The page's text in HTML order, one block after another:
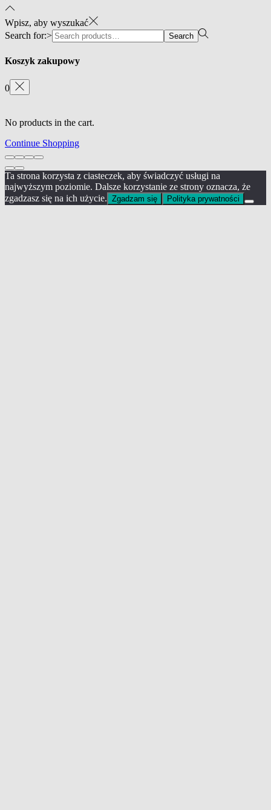
Wpisz, aby wyszukać
Search for:>
Search
Koszyk zakupowy
0
No products in the cart.
Continue Shopping
Ta strona korzysta z ciasteczek, aby świadczyć usługi na
najwyższym poziomie. Dalsze korzystanie ze strony oznacza, że
zgadzasz się na ich użycie. Zgadzam się Polityka prywatności